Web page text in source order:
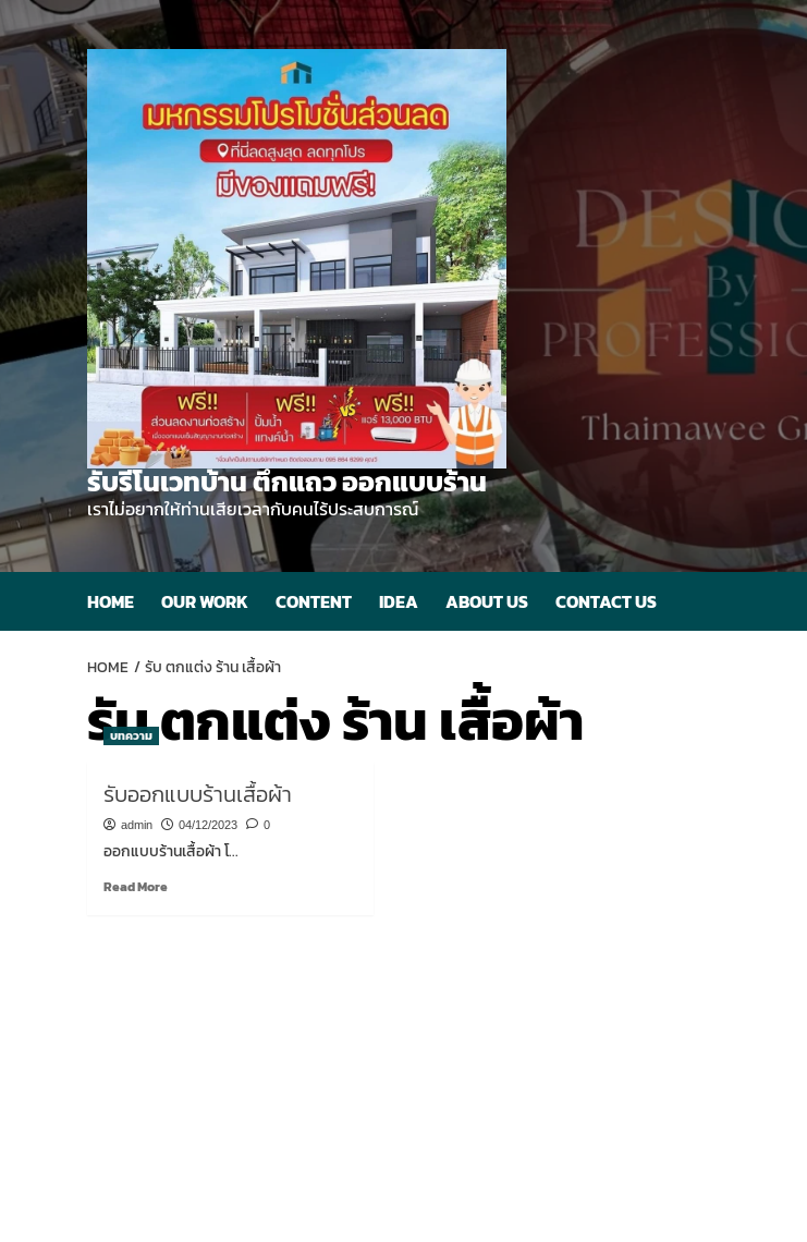
Skip
to
content
รับรีโนเวทบ้าน ตึกแถว ออกแบบร้าน
เราไม่อยากให้ท่านเสียเวลากับคนไร้ประสบการณ์
HOME OUR WORK CONTENT IDEA ABOUT US CONTACT US
HOME รับ ตกแต่ง ร้าน เสื้อผ้า
รับ ตกแต่ง ร้าน เสื้อผ้า
บทความ
รับออกแบบร้านเสื้อผ้า
admin 04/12/2023 0
ออกแบบร้านเสื้อผ้า โ...
Read MoreRead